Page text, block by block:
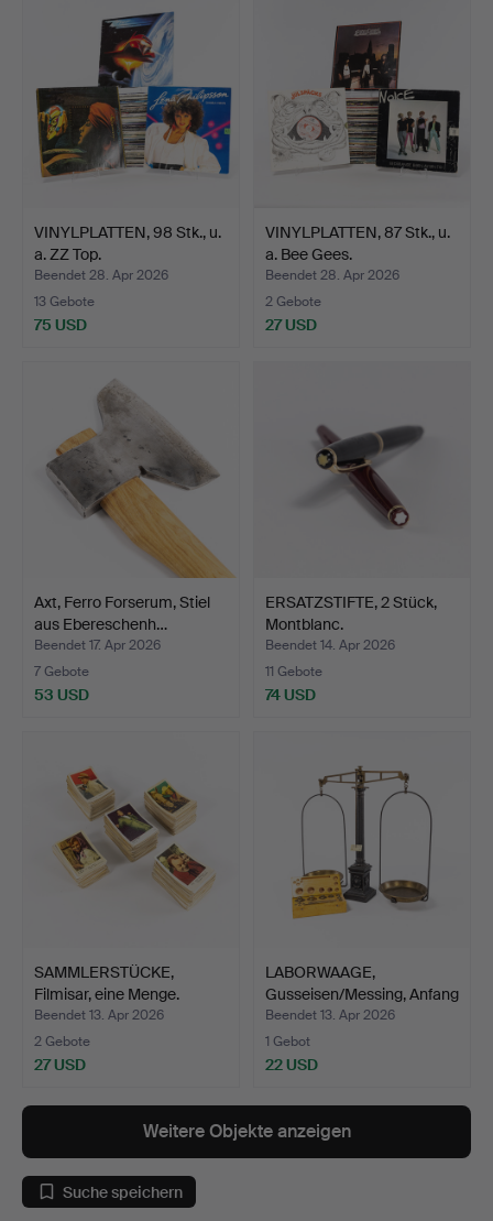
VINYLPLATTEN, 98 Stk., u.
a. ZZ Top.
Beendet 28. Apr 2026
13 Gebote
75 USD
VINYLPLATTEN, 87 Stk., u.
a. Bee Gees.
Beendet 28. Apr 2026
2 Gebote
27 USD
Axt, Ferro Forserum, Stiel
aus Ebereschenh…
Beendet 17. Apr 2026
7 Gebote
53 USD
ERSATZSTIFTE, 2 Stück,
Montblanc.
Beendet 14. Apr 2026
11 Gebote
74 USD
SAMMLERSTÜCKE,
Filmisar, eine Menge.
Beendet 13. Apr 2026
2 Gebote
27 USD
LABORWAAGE,
Gusseisen/Messing, Anfang
1900…
Beendet 13. Apr 2026
1 Gebot
22 USD
Weitere Objekte anzeigen
Suche speichern